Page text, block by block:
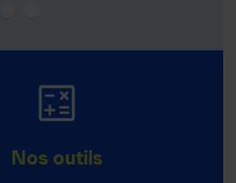
Nos outils